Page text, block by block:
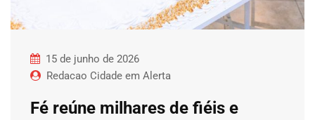
15 de junho de 2026
Redacao Cidade em Alerta
Fé reúne milhares de fiéis e